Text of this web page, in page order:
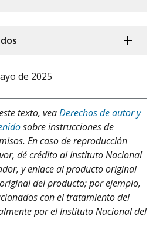
de 2025
texto, veaDerechos de autor y
sobre instrucciones de
En caso de reproducción
dé crédito al Instituto Nacional
y enlace al producto original
del producto; por ejemplo,
con el tratamiento del
por el Instituto Nacional del